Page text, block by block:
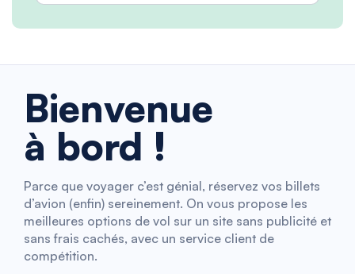
Bienvenue
à bord !
Parce que voyager c’est génial, réservez vos billets
d’avion (enfin) sereinement. On vous propose les
meilleures options de vol sur un site sans publicité et
sans frais cachés, avec un service client de
compétition.